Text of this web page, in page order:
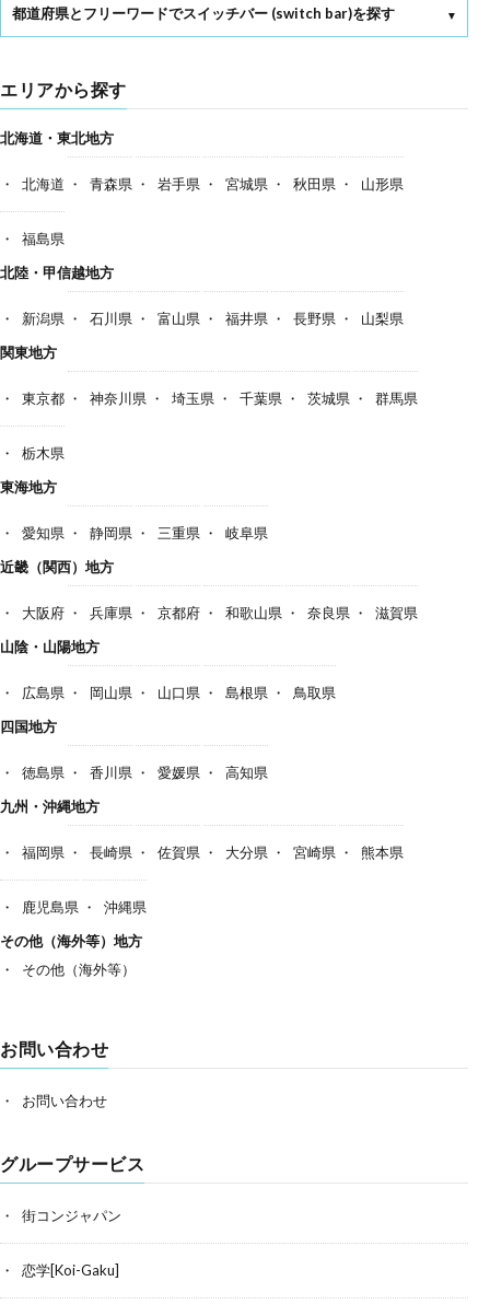
都道府県とフリーワードでスイッチバー (switch bar)を探す
エリアから探す
北海道・東北地方
北海道 青森県 岩手県 宮城県 秋田県 山形県
福島県
北陸・甲信越地方
新潟県 石川県 富山県 福井県 長野県
山梨県
関東地方
東京都 神奈川県 埼玉県 千葉県 茨城県 群馬県
栃木県
東海地方
愛知県 静岡県 三重県
岐阜県
近畿（関西）地方
大阪府 兵庫県 京都府 和歌山県 奈良県
滋賀県
山陰・山陽地方
広島県 岡山県 山口県 島根県
鳥取県
四国地方
徳島県 香川県 愛媛県
高知県
九州・沖縄地方
福岡県 長崎県 佐賀県 大分県 宮崎県 熊本県
鹿児島県
沖縄県
その他（海外等）地方
その他（海外等）
お問い合わせ
お問い合わせ
グループサービス
街コンジャパン
恋学[Koi-Gaku]